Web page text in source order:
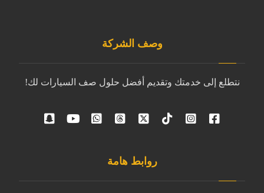
وصف الشركة
نتطلع إلى خدمتك وتقديم أفضل حلول صف السيارات لك!
روابط هامة